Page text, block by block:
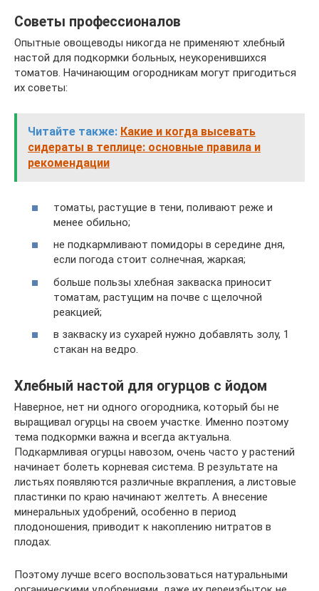
Советы профессионалов
Опытные овощеводы никогда не применяют хлебный
настой для подкормки больных, неукоренившихся
томатов. Начинающим огородникам могут пригодиться
их советы:
Читайте также: Какие и когда высевать
сидераты в теплице: основные правила и
рекомендации
томаты, растущие в тени, поливают реже и
менее обильно;
не подкармливают помидоры в середине дня,
если погода стоит солнечная, жаркая;
больше пользы хлебная закваска приносит
томатам, растущим на почве с щелочной
реакцией;
в закваску из сухарей нужно добавлять золу, 1
стакан на ведро.
Хлебный настой для огурцов с йодом
Наверное, нет ни одного огородника, который бы не
выращивал огурцы на своем участке. Именно поэтому
тема подкормки важна и всегда актуальна.
Подкармливая огурцы навозом, очень часто у растений
начинает болеть корневая система. В результате на
листьях появляются различные вкрапления, а листовые
пластинки по краю начинают желтеть. А внесение
минеральных удобрений, особенно в период
плодоношения, приводит к накоплению нитратов в
плодах.
Поэтому лучше всего воспользоваться натуральными